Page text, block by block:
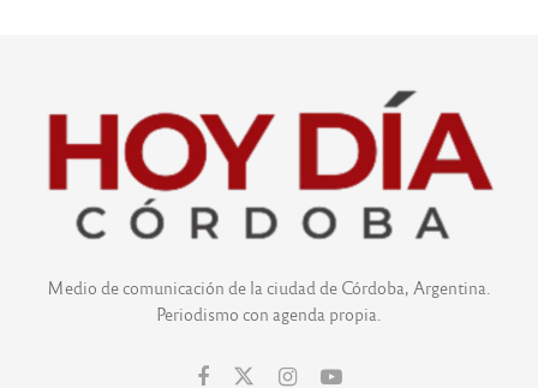
Medio de comunicación de la ciudad de Córdoba, Argentina.
Periodismo con agenda propia.